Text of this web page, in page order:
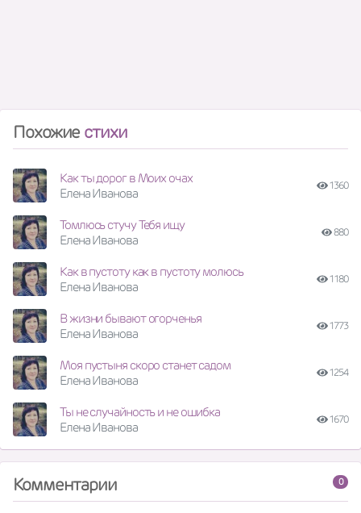
Похожие стихи
Как ты дорог в Моих очах
Елена Иванова
1360
Томлюсь стучу Тебя ищу
Елена Иванова
880
Как в пустоту как в пустоту молюсь
Елена Иванова
1180
В жизни бывают огорченья
Елена Иванова
1773
Моя пустыня скоро станет садом
Елена Иванова
1254
Ты не случайность и не ошибка
Елена Иванова
1670
0
Комментарии